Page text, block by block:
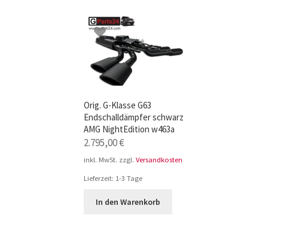
TOP-Seller: G-Klasse Trittbretter schwarz für den w463
Impressum
Orig. G-Klasse G63
Endschalldämpfer schwarz
AMG NightEdition w463a
2.795,00€
inkl. MwSt. zzgl.Versandkosten
Lieferzeit: 1-3 Tage
In den Warenkorb